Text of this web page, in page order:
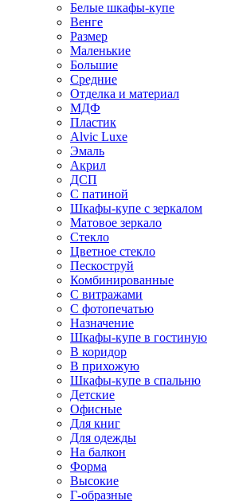
Белые шкафы-купе
Венге
Размер
Маленькие
Большие
Средние
Отделка и материал
МДФ
Пластик
Alvic Luxe
Эмаль
Акрил
ДСП
С патиной
Шкафы-купе с зеркалом
Матовое зеркало
Стекло
Цветное стекло
Пескоструй
Комбинированные
С витражами
С фотопечатью
Назначение
Шкафы-купе в гостиную
В коридор
В прихожую
Шкафы-купе в спальню
Детские
Офисные
Для книг
Для одежды
На балкон
Форма
Высокие
Г-образные